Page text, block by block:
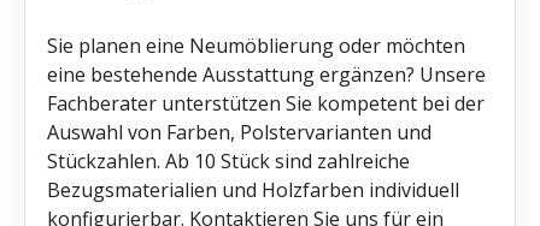
Sie planen eine Neumöblierung oder möchten
eine bestehende Ausstattung ergänzen? Unsere
Fachberater unterstützen Sie kompetent bei der
Auswahl von Farben, Polstervarianten und
Stückzahlen. Ab 10 Stück sind zahlreiche
Bezugsmaterialien und Holzfarben individuell
konfigurierbar. Kontaktieren Sie uns für ein